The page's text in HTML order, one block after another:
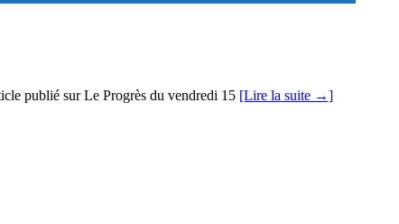
publié sur Le Progrès du vendredi 15 [Lire la suite →]